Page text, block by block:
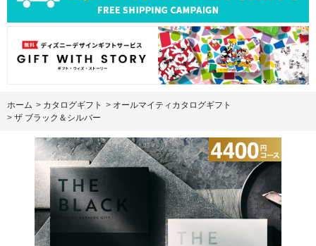
ホーム > カタログギフト > オールマイティカタログギフト
> ザ ブラック＆シルバー